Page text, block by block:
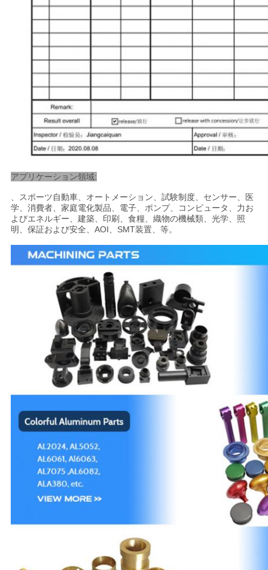
アプリケーション領域:
、スポーツ自動車、オートメーション、試験制度、センサー、医
学、消費者、家庭電化製品、電子、ポンプ、コンピュータ、力お
よびエネルギー、建築、印刷、食糧、織物の機械類、光学、照
明、保証および安全、AOI、SMT装置、等。